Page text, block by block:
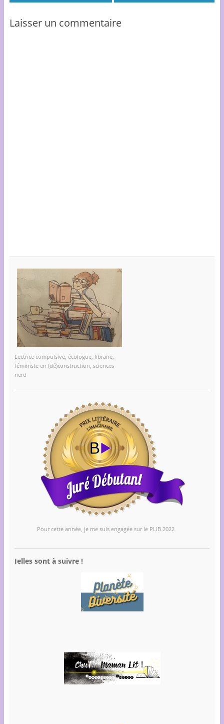
Laisser un commentaire
Lectrice compulsive, écologue, libraire,
féministe en (dé)construction, sciences
nerd
Pour cette année, je me suis engagée sur le PLIB 2022
Ielles sont à suivre !